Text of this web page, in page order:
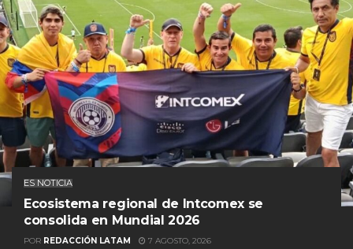
ES NOTICIA
Ecosistema regional de Intcomex se
consolida en Mundial 2026
POR REDACCIÓN LATAM 7 AGOSTO, 2026